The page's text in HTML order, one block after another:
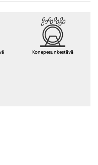
Konepesunkestävä